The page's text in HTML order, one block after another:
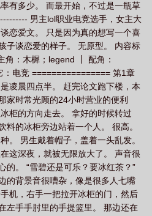
有多少。 而最开始，不过是一瓶草
男主lol职业电竞选手，女主大
恋爱文。 只是因为真的想写一个喜
子谈恋爱的样子。 无原型。 内容标
角：木樨；legend ┃ 配角：
电竞 ================ 第1章
凌晨四点半。 赶完论文跑下楼，本
家时常光顾的24小时营业的便利
柜的方向走去。 拿好的时候转过
料的冰柜旁边站着一个人。 很高。
。 男生戴着帽子，盖着一头乱发。
这深夜，就被无限放大了。 声音很
的。 “雪碧还是可乐？要冰红茶？”
的背景音很嘈杂，像是很多人七嘴
机，右手一把拉开冰柜的门，然后
左手手肘里的手提篮里。 那边还在